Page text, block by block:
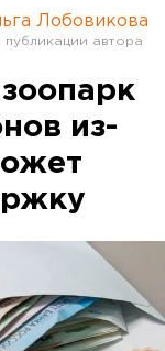
Лобовикова
из-